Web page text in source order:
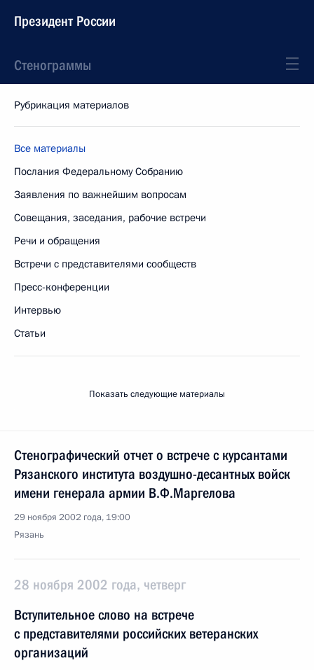
Президент России
Стенограммы
Рубрикация материалов
Все материалы
Послания Федеральному Собранию
Заявления по важнейшим вопросам
Совещания, заседания, рабочие встречи
Речи и обращения
Встречи с представителями сообществ
Пресс-конференции
Интервью
Статьи
Показать следующие материалы
Стенографический отчет о встрече с курсантами
Рязанского института воздушно-десантных войск
имени генерала армии В.Ф.Маргелова
29 ноября 2002 года, 19:00
Рязань
28 ноября 2002 года, четверг
Вступительное слово на встрече
с представителями российских ветеранских
организаций